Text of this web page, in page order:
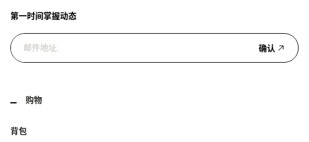
购物
背包
第一时间掌握动态
确认